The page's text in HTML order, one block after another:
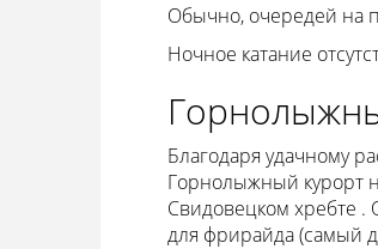
Обычно, очередей на
Ночное катание
Благодаря удачному
Горнолыжный курорт
Свидовецком хребте .
для фрирайда (самый